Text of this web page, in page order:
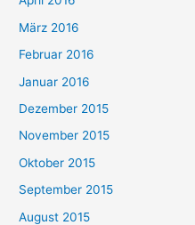
März 2016
Februar 2016
Januar 2016
Dezember 2015
November 2015
Oktober 2015
September 2015
August 2015